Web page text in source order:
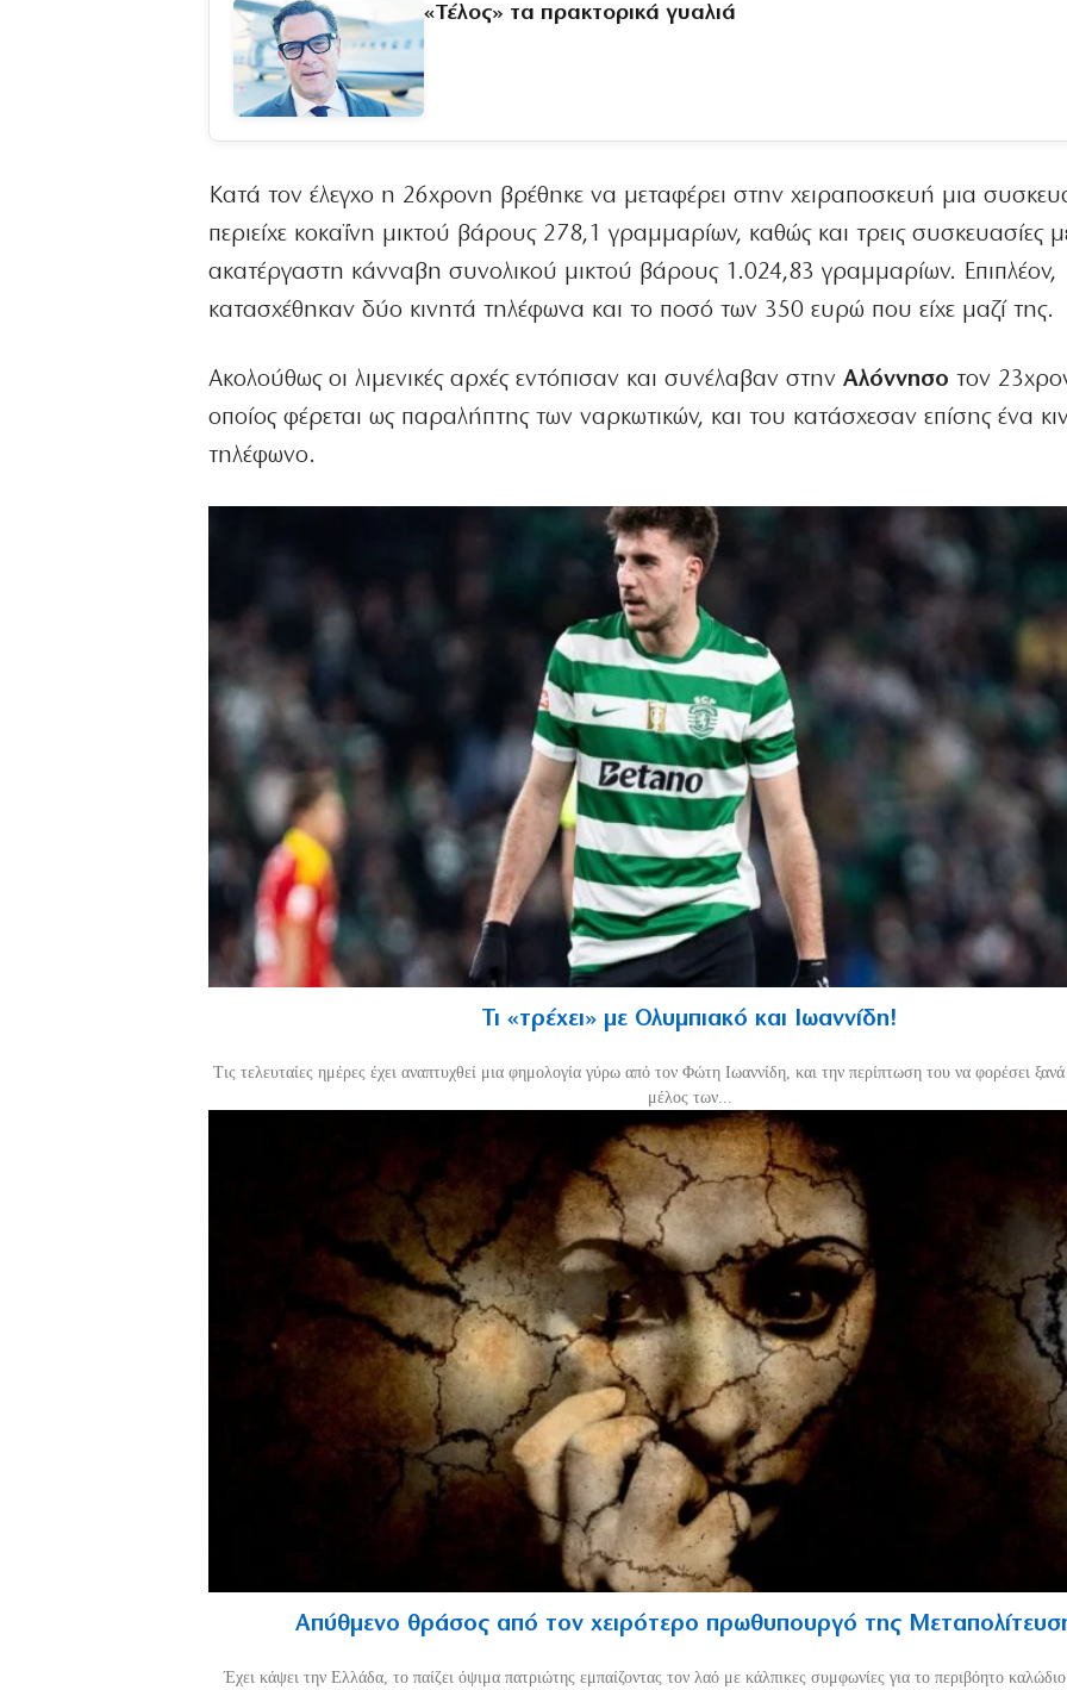
«Τέλος» τα πρακτορικά γυαλιά
Κατά τον έλεγχο η 26χρονη βρέθηκε να μεταφέρει στην χειραποσκευή μια
περιείχε κοκαΐνη μικτού βάρους 278,1 γραμμαρίων, καθώς και τρεις συσκευασίες
ακατέργαστη κάνναβη συνολικού μικτού βάρους 1.024,83 γραμμαρίων. Επιπλέον,
κατασχέθηκαν δύο κινητά τηλέφωνα και το ποσό των 350 ευρώ που είχε μαζί της.
Ακολούθως οι λιμενικές αρχές εντόπισαν και συνέλαβαν στηνΑλόννησο τον
οποίος φέρεται ως παραλήπτης των ναρκωτικών, και του κατάσχεσαν επίσης ένα
τηλέφωνο.
Τι «τρέχει» με Ολυμπιακό και Ιωαννίδη!
Τις τελευταίες ημέρες έχει αναπτυχθεί μια φημολογία γύρω από τον Φώτη Ιωαννίδη, και την περίπτωση του να φορέσει
μέλος των...
Απύθμενο θράσος από τον χειρότερο πρωθυπουργό της
Έχει κάψει την Ελλάδα, το παίζει όψιμα πατριώτης εμπαίζοντας τον λαό με κάλπικες συμφωνίες για το περιβόητο